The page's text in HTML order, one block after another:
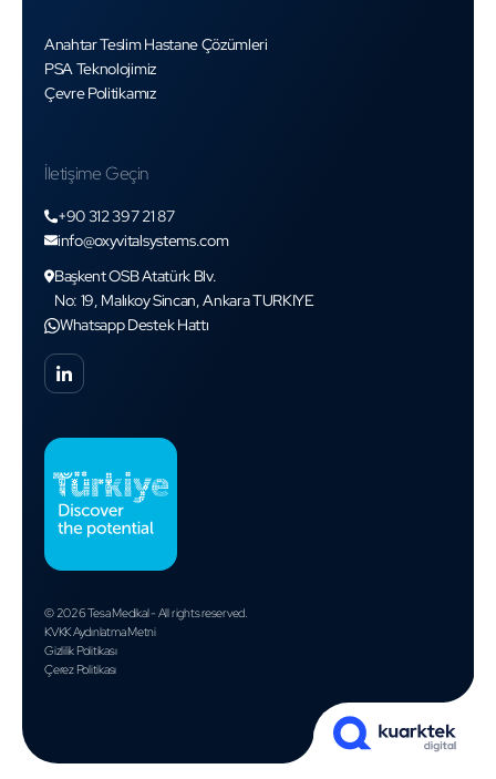
Anahtar Teslim Hastane Çözümleri
PSA Teknolojimiz
Çevre Politikamız
İletişime Geçin
+90 312 397 21 87
info@oxyvitalsystems.com
Başkent OSB Atatürk Blv.
No: 19, Malıkoy Sincan, Ankara TURKIYE
Whatsapp Destek Hattı
© 2026 Tesa Medikal - All rights reserved.
KVKK Aydınlatma Metni
Gizlilik Politikası
Çerez Politikası